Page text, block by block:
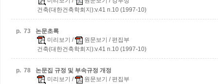
건축(대한건축학회지):v.41 n.10 (1997-10)
p. 73
논문초록
미리보기 / 원문보기 / 편집부
건축(대한건축학회지):v.41 n.10 (1997-10)
p. 78
논문집 규정 및 부속규정 개정
미리보기 / 원문보기 / 편집부